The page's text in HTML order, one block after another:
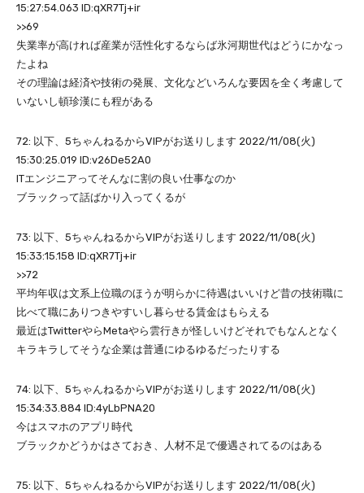
15:27:54.063 ID:qXR7Tj+ir
>>69
失業率が高ければ産業が活性化するならば氷河期世代はどうにかなっ
たよね
その理論は経済や技術の発展、文化などいろんな要因を全く考慮して
いないし頓珍漢にも程がある
72: 以下、5ちゃんねるからVIPがお送りします 2022/11/08(火)
15:30:25.019 ID:v26De52A0
ITエンジニアってそんなに割の良い仕事なのか
ブラックって話ばかり入ってくるが
73: 以下、5ちゃんねるからVIPがお送りします 2022/11/08(火)
15:33:15.158 ID:qXR7Tj+ir
>>72
平均年収は文系上位職のほうが明らかに待遇はいいけど昔の技術職に
比べて職にありつきやすいし暮らせる賃金はもらえる
最近はTwitterやらMetaやら雲行きが怪しいけどそれでもなんとなく
キラキラしてそうな企業は普通にゆるゆるだったりする
74: 以下、5ちゃんねるからVIPがお送りします 2022/11/08(火)
15:34:33.884 ID:4yLbPNA20
今はスマホのアプリ時代
ブラックかどうかはさておき、人材不足で優遇されてるのはある
75: 以下、5ちゃんねるからVIPがお送りします 2022/11/08(火)